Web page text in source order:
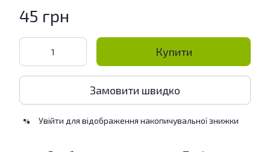
45 грн
Купити
Замовити швидко
% Увійти для відображення накопичувальної знижки